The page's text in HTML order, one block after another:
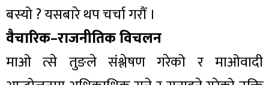
बस्यो ? यसबारे थप चर्चा गरौं ।
वैचारिक–राजनीतिक विचलन
माओ त्से तुङले संश्लेषण गरेको र माओवादी